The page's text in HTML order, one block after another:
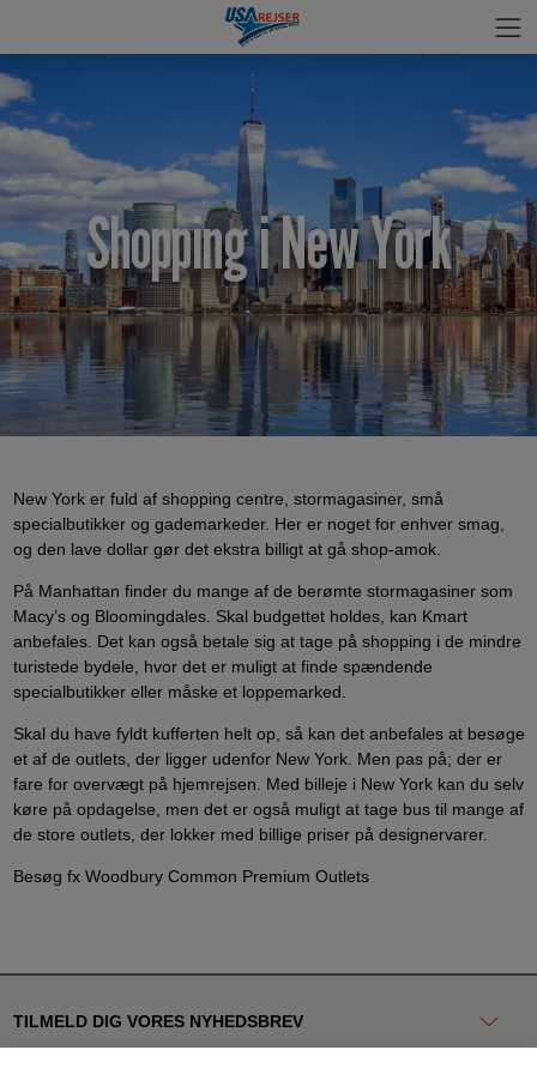
Shopping i New York
New York er fuld af shopping centre, stormagasiner, små
specialbutikker og gademarkeder. Her er noget for enhver smag,
og den lave dollar gør det ekstra billigt at gå shop-amok.
På Manhattan finder du mange af de berømte stormagasiner som
Macy’s og Bloomingdales. Skal budgettet holdes, kan Kmart
anbefales. Det kan også betale sig at tage på shopping i de mindre
turistede bydele, hvor det er muligt at finde spændende
specialbutikker eller måske et loppemarked.
Skal du have fyldt kufferten helt op, så kan det anbefales at besøge
et af de outlets, der ligger udenfor New York. Men pas på; der er
fare for overvægt på hjemrejsen. Med billeje i New York kan du selv
køre på opdagelse, men det er også muligt at tage bus til mange af
de store outlets, der lokker med billige priser på designervarer.
Besøg fx Woodbury Common Premium Outlets
TILMELD DIG VORES NYHEDSBREV